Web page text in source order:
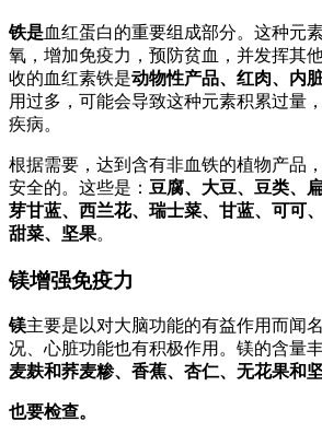
铁是血红蛋白的重要组成部分。这种元
氧，增加免疫力，预防贫血，并发挥其
收的血红素铁是动物性产品、红肉、内
用过多，可能会导致这种元素积累过量
疾病。
根据需要，达到含有非血铁的植物产品
安全的。这些是： 豆腐、大豆、豆类、
芽甘蓝、西兰花、瑞士菜、甘蓝、可可
甜菜、坚果。
镁增强免疫力
镁主要是以对大脑功能的有益作用而闻
况、心脏功能也有积极作用。镁的含量丰
麦麸和荞麦糁、香蕉、杏仁、无花果和
也要检查。